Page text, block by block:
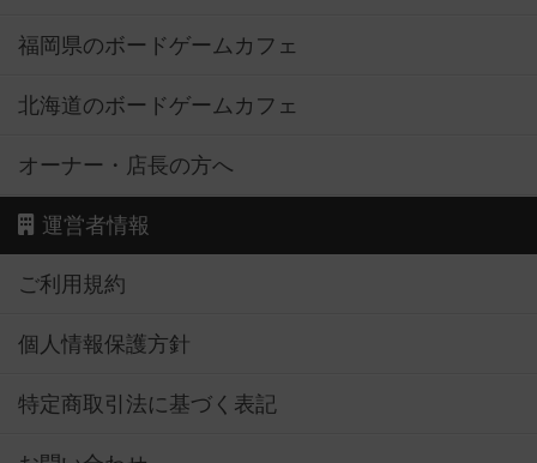
福岡県のボードゲームカフェ
北海道のボードゲームカフェ
オーナー・店長の方へ
運営者情報
ご利用規約
個人情報保護方針
特定商取引法に基づく表記